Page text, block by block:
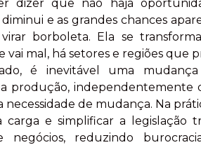
dizer que não haja
e as grandes chances
borboleta. Ela se
vai mal, há setores e regiões que
é inevitável uma mudança
produção, independentemente
necessidade de mudança. Na
e simplificar a legislação
negócios, reduzindo